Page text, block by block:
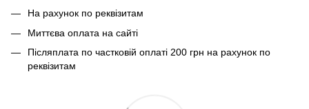
На рахунок по реквізитам
Миттєва оплата на сайті
Післяплата по частковій оплаті 200 грн на рахунок по
реквізитам